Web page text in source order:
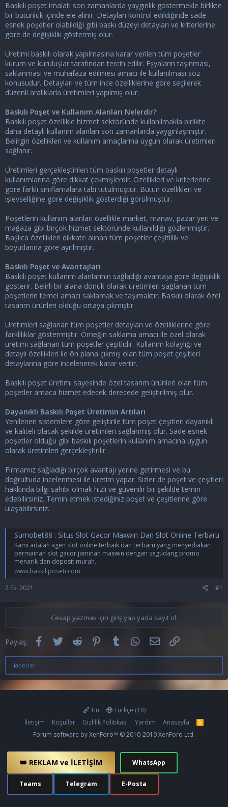
Baskılı poşet imalatı son zamanlarda yaygınlık göstermekle birlikte
bir bütünlük içinde ele alınır. Detayları kontrol edildiğinde sade
esnek poşetler olabildiği gibi baskı düzeyi detayları ve kriterlerine
göre de değişiklik göstermiş olur.
Üretimi baskılı olarak yapılmasına karar verilen tüm poşetler
kurum ve kuruluşlar tarafından tercih edilir. Eşyaların taşınması,
saklanması ve muhafaza edilmesi amacı ile kullanılması söz
konusudur. Detayları ve tüm ince özelliklerine göre seçilerek
düzenli aralıklarla üretimleri yapılmış olur.
Baskılı Poşet ve Kullanım Alanları Nelerdir?
Baskılı poşet özellikle hizmet sektöründe kullanılmakla birlikte
daha detaylı kullanım alanları son zamanlarda yaygınlaşmıştır.
Belirgin özellikleri ve kullanım amaçlarına uygun olarak üretimleri
sağlanır.
Üretimleri gerçekleştirilen tüm baskılı poşetler detaylı
kullanımlarına göre dikkat çekmişlerdir. Özellikleri ve kriterlerine
göre farklı sınıflamalara tabi tutulmuştur. Bütün özellikleri ve
işlevselliğine göre değişiklik gösterdiği görülmüştür.
Poşetlerin kullanım alanları özellikle market, manav, pazar yeri ve
mağaza gibi birçok hizmet sektöründe kullanıldığı gözlenmiştir.
Başlıca özellikleri dikkate alınan tüm poşetler çeşitlilik ve
boyutlarına göre ayrılmıştır.
Baskılı Poşet ve Avantajları
Baskılı poşet kullanım alanlarının sağladığı avantaja göre değişiklik
gösterir. Belirli bir alana dönük olarak üretimleri sağlanan tüm
poşetlerin temel amacı saklamak ve taşımaktır. Baskılı olarak özel
tasarım ürünleri olduğu ortaya çıkmıştır.
Üretimleri sağlanan tüm poşetler detayları ve özelliklerine göre
farklılıklar göstermiştir. Örneğin saklama amacı ile özel olarak
üretimi sağlanan tüm poşetler çeşitlidir. Kullanım kolaylığı ve
detaylı özellikleri ile ön plana çıkmış olan tüm poşet çeşitleri
detaylarına göre incelenerek karar verilir.
Baskılı poşet üretimi sayesinde özel tasarım ürünleri olan tüm
poşetler amaca hizmet edecek derecede geliştirilmiş olur.
Dayanıklı Baskılı Poşet Üretimin Artıları
Yenilenen sistemlere göre geliştirile tüm poşet çeşitleri dayanıklı
ve kaliteli olacak şekilde üretimleri sağlanmış olur. Sade esnek
poşetler olduğu gibi baskılı poşetlerin kullanım amacına uygun
olarak üretimleri gerçekleştirilir.
Firmamız sağladığı birçok avantajı yerine getirmesi ve bu
doğrultuda incelenmesi ile üretim yapar. Sizler de poşet ve çeşitleri
hakkında bilgi sahibi olmak hızlı ve güvenilir bir şekilde temin
edebilirsiniz. Temin etmek istediğiniz poşet ve çeşitlerine göre
ulaşabilirsiniz.
Sumobet88 : Situs Slot Gacor Maxwin Dan Slot Online Terbaru
Kami adalah agen slot online terbaik dan terbaru yang menyediakan
permainan slot gacor jaminan maxwin dengan segudang promo
menarik dan deposit murah.
www.baskiliposeti.com
2 Eki 2021
#1
Cevap yazmak için giriş yap yada kayıt ol.
Paylaş: Facebook
TwitterReddit PinterestTumblrWhatsApp
E-postaLink
Haberler
Tin
Türkçe (TR)
İletişim
Koşullar Gizlilik Politikası Yardım Anasayfa
R
S
Forum software by XenForo™ © 2010-2019 XenForo Ltd.
👑 REKLAM ve İLETİŞİM WhatsApp
Teams Telegram E-Posta